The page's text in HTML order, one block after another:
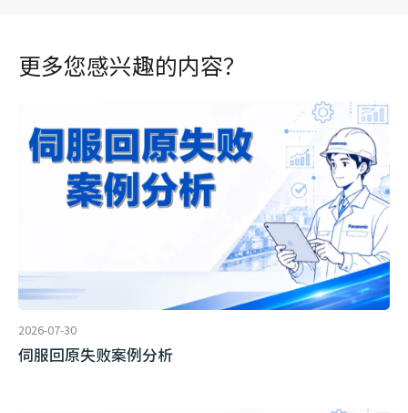
更多您感兴趣的内容？
2026-07-30
伺服回原失败案例分析